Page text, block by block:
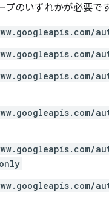
プのいずれかが必要です